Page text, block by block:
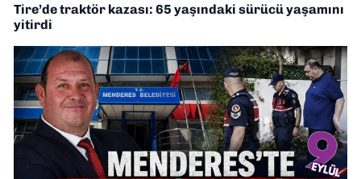
Tire’de traktör kazası: 65 yaşındaki sürücü yaşamını
yitirdi